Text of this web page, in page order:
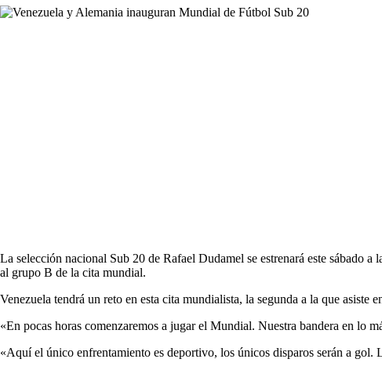
La selección nacional Sub 20 de Rafael Dudamel se estrenará este sábado
al grupo B de la cita mundial.
Venezuela tendrá un reto en esta cita mundialista, la segunda a la que
«En pocas horas comenzaremos a jugar el Mundial. Nuestra bandera en lo
«Aquí el único enfrentamiento es deportivo, los únicos disparos serán a